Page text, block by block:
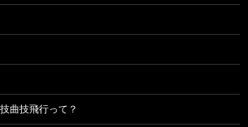
曲技飛行って？